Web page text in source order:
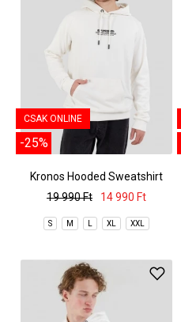
CSAK ONLINE
-25%
Kronos Hooded Sweatshirt
19 990 Ft
14 990 Ft
S M L XL XXL